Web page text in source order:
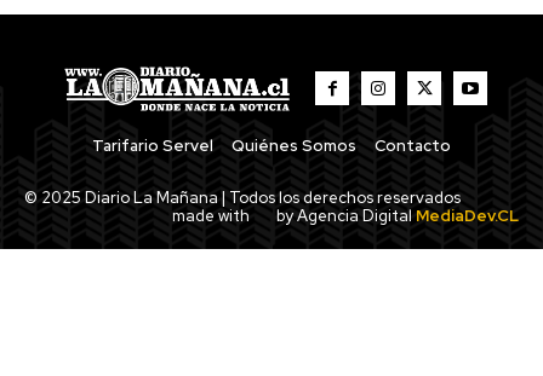
Tarifario Servel Quiénes Somos Contacto
© 2025 Diario La Mañana | Todos los derechos reservados
made with
by Agencia Digital MediaDev.CL